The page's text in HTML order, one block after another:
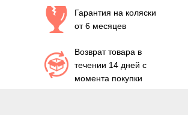
Возврат товара в
течении 14 дней с
момента покупки
Гарантия на коляски
от 6 месяцев